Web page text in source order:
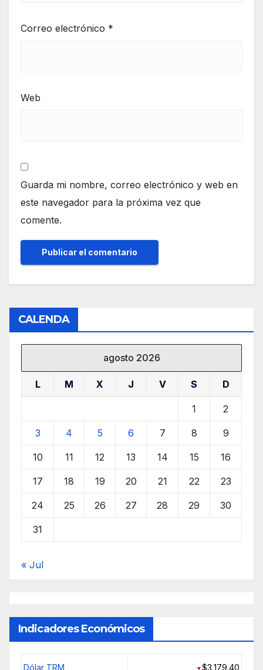
Correo electrónico *
Web
Guarda mi nombre, correo electrónico y web en
este navegador para la próxima vez que
comente.
CALENDA
agosto 2026
L M X J V S D
1 2
3 4 5 6 7 8 9
10 11 12 13 14 15 16
17 18 19 20 21 22 23
24 25 26 27 28 29 30
31
« Jul
Indicadores Económicos
Dólar TRM ▼$3,179.40